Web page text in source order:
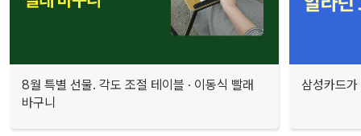
8월 특별 선물. 각도 조절 테이블 · 이동식 빨래
바구니
삼성카드